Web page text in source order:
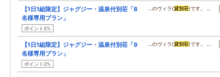
【1日1組限定】ジャグジー・温泉付別荘「8
名様専用プラン」
ポイント2%
…のヴィラ(貸別荘)です。 …
【1日1組限定】ジャグジー・温泉付別荘「9
名様専用プラン」
ポイント2%
…のヴィラ(貸別荘)です。 …